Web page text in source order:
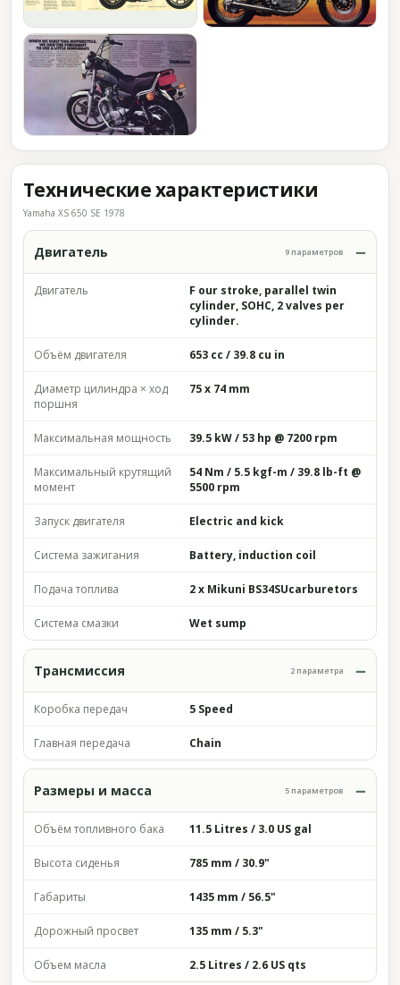
Технические характеристики
Yamaha XS 650 SE 1978
Двигатель 9 параметров
Двигатель
F our stroke, parallel twin
cylinder, SOHC, 2 valves per
cylinder.
Объём двигателя 653 cc / 39.8 cu in
Диаметр цилиндра × ход
поршня
75 x 74 mm
Максимальная мощность 39.5 kW / 53 hp @ 7200 rpm
Максимальный крутящий
момент
54 Nm / 5.5 kgf-m / 39.8 lb-ft @
5500 rpm
Запуск двигателя Electric and kick
Система зажигания Battery, induction coil
Подача топлива 2 x Mikuni BS34SUcarburetors
Система смазки Wet sump
Трансмиссия 2 параметра
Коробка передач 5 Speed
Главная передача Chain
Размеры и масса 5 параметров
Объём топливного бака 11.5 Litres / 3.0 US gal
Высота сиденья 785 mm / 30.9"
Габариты 1435 mm / 56.5"
Дорожный просвет 135 mm / 5.3"
Объем масла 2.5 Litres / 2.6 US qts